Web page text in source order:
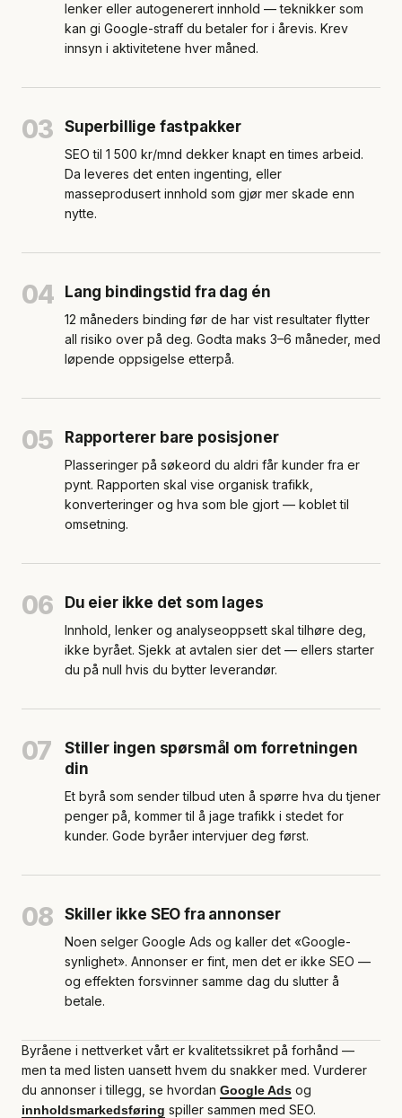
lenker eller autogenerert innhold — teknikker som
kan gi Google-straff du betaler for i årevis. Krev
innsyn i aktivitetene hver måned.
03 Superbillige fastpakker
SEO til 1 500 kr/mnd dekker knapt en times arbeid.
Da leveres det enten ingenting, eller
masseprodusert innhold som gjør mer skade enn
nytte.
04 Lang bindingstid fra dag én
12 måneders binding før de har vist resultater flytter
all risiko over på deg. Godta maks 3–6 måneder, med
løpende oppsigelse etterpå.
05 Rapporterer bare posisjoner
Plasseringer på søkeord du aldri får kunder fra er
pynt. Rapporten skal vise organisk trafikk,
konverteringer og hva som ble gjort — koblet til
omsetning.
06 Du eier ikke det som lages
Innhold, lenker og analyseoppsett skal tilhøre deg,
ikke byrået. Sjekk at avtalen sier det — ellers starter
du på null hvis du bytter leverandør.
07
Stiller ingen spørsmål om forretningen
din
Et byrå som sender tilbud uten å spørre hva du tjener
penger på, kommer til å jage trafikk i stedet for
kunder. Gode byråer intervjuer deg først.
08 Skiller ikke SEO fra annonser
Noen selger Google Ads og kaller det «Google-
synlighet». Annonser er fint, men det er ikke SEO —
og effekten forsvinner samme dag du slutter å
betale.
Byråene i nettverket vårt er kvalitetssikret på forhånd —
men ta med listen uansett hvem du snakker med. Vurderer
du annonser i tillegg, se hvordan Google Ads og
innholdsmarkedsføring spiller sammen med SEO.